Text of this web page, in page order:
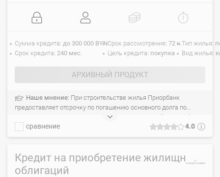
4.0
сравнение
АРХИВНЫЙ ПРОДУКТ
Сумма кредита до 300 000 BYN
Срок кредита 240 мес.
Срок рассмотрения 72 ч.
Цель кредита покупка
Тип жилья
Вид жилья
Наше мнение: При строительстве жилья Приорбанк
предоставляет отсрочку по погашению основного долга по
кредиту сроком на 1 год. Учитывается совокупный доход обоих
супругов. Быстрое принятие решения по заявке. Не требуется
регистрации.
Кредит на приобретение жилищных
облигаций